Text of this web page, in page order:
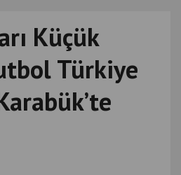
Küçük
Türkiye